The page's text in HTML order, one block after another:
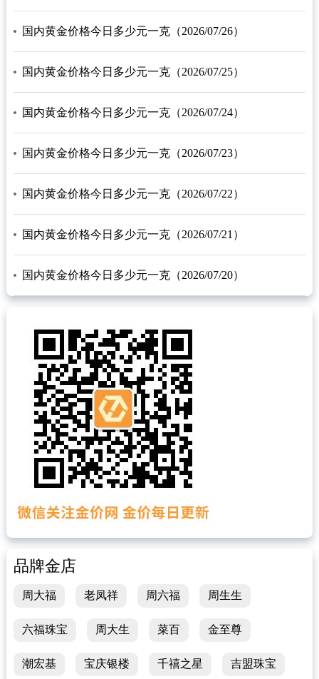
国内黄金价格今日多少元一克（2026/07/26）
国内黄金价格今日多少元一克（2026/07/25）
国内黄金价格今日多少元一克（2026/07/24）
国内黄金价格今日多少元一克（2026/07/23）
国内黄金价格今日多少元一克（2026/07/22）
国内黄金价格今日多少元一克（2026/07/21）
国内黄金价格今日多少元一克（2026/07/20）
品牌金店
周大福 老凤祥 周六福 周生生
六福珠宝 周大生 菜百 金至尊
潮宏基 宝庆银楼 千禧之星 吉盟珠宝